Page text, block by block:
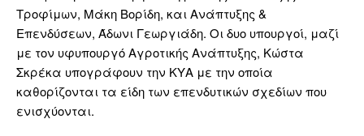
Τροφίμων, Μάκη Βορίδη, και Ανάπτυξης &
Επενδύσεων, Άδωνι Γεωργιάδη. Οι δυο υπουργοί, μαζί
με τον υφυπουργό Αγροτικής Ανάπτυξης, Κώστα
Σκρέκα υπογράφουν την ΚΥΑ με την οποία
καθορίζονται τα είδη των επενδυτικών σχεδίων που
ενισχύονται.